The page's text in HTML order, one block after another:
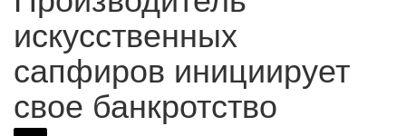
искусственных
сапфиров инициирует
свое банкротство
16+